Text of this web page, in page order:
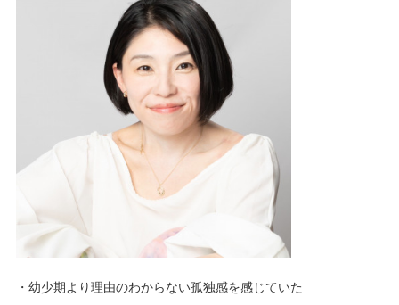
・幼少期より理由のわからない孤独感を感じていた